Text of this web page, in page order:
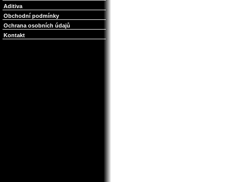
Aditiva
Obchodní podmínky
Ochrana osobních údajů
Kontakt